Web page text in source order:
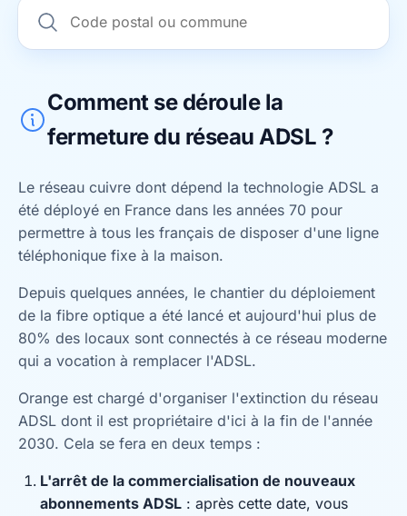
Comment se déroule la
fermeture du réseau ADSL ?
Le réseau cuivre dont dépend la technologie ADSL a
été déployé en France dans les années 70 pour
permettre à tous les français de disposer d'une ligne
téléphonique fixe à la maison.
Depuis quelques années, le chantier du déploiement
de la fibre optique a été lancé et aujourd'hui plus de
80% des locaux sont connectés à ce réseau moderne
qui a vocation à remplacer l'ADSL.
Orange est chargé d'organiser l'extinction du réseau
ADSL dont il est propriétaire d'ici à la fin de l'année
2030. Cela se fera en deux temps :
L'arrêt de la commercialisation de nouveaux
abonnements ADSL : après cette date, vous